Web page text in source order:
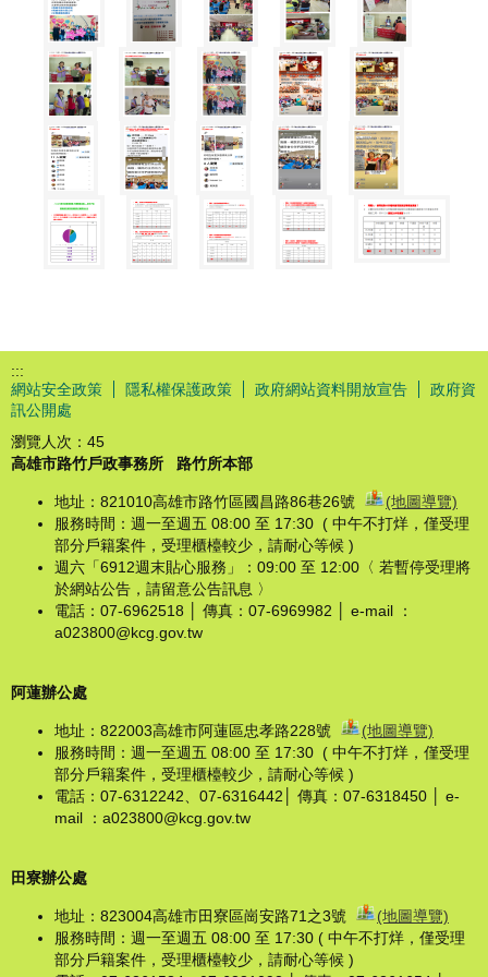
:::
網站安全政策
隱私權保護政策 政府網站資料開放宣告
政府資
訊公開處
瀏覽人次： 45
高雄市路竹戶政事務所
路竹所本部
地址：821010高雄市路竹區國昌路86巷26號
(地圖導覽)
服務時間：週一至週五 08:00 至 17:30 ( 中午不打烊，僅受理
部分戶籍案件，受理櫃檯較少，請耐心等候 )
週六「6912週末貼心服務」：09:00 至 12:00〈 若暫停受理將
於網站公告，請留意公告訊息 〉
電話：07-6962518 │ 傳真：07-6969982 │ e-mail ：
a023800@kcg.gov.tw
阿蓮辦公處
地址：822003高雄市阿蓮區忠孝路228號
(地圖導覽)
服務時間：週一至週五 08:00 至 17:30 ( 中午不打烊，僅受理
部分戶籍案件，受理櫃檯較少，請耐心等候 )
電話：07-6312242、07-6316442│ 傳真：07-6318450 │ e-
mail ：a023800@kcg.gov.tw
田寮辦公處
地址：823004高雄市田寮區崗安路71之3號
(地圖導覽)
服務時間：週一至週五 08:00 至 17:30 ( 中午不打烊，僅受理
部分戶籍案件，受理櫃檯較少，請耐心等候 )